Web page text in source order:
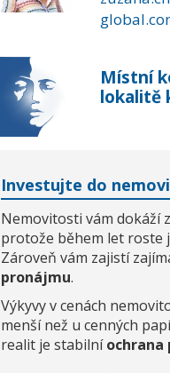
Místní
lokalitě
Investujte do
Nemovitosti vám dokáží
protože během let roste
Zároveň vám zajistí
pronájmu.
Výkyvy v cenách
menší než u cenných
realit je stabilníochrana